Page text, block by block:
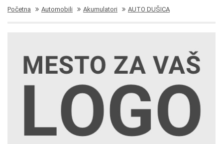
Početna Automobili Akumulatori AUTO DUŠICA